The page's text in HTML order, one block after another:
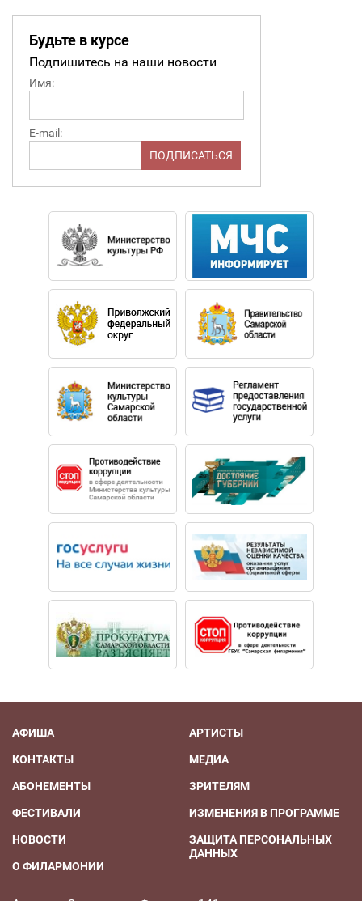
Будьте в курсе
Подпишитесь на наши новости
Имя:
E-mail:
АФИША
КОНТАКТЫ
АБОНЕМЕНТЫ
ФЕСТИВАЛИ
НОВОСТИ
О ФИЛАРМОНИИ
АРТИСТЫ
МЕДИА
ЗРИТЕЛЯМ
ИЗМЕНЕНИЯ В ПРОГРАММЕ
ЗАЩИТА ПЕРСОНАЛЬНЫХ
ДАННЫХ